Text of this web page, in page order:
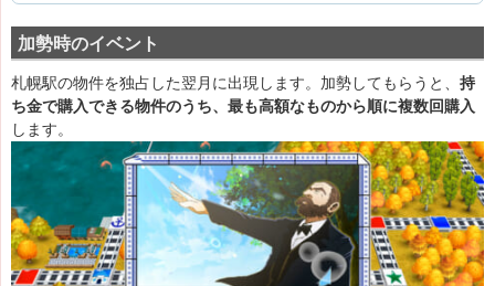
加勢時のイベント
札幌駅の物件を独占した翌月に出現します。加勢してもらうと、 持
ち金で購入できる物件のうち、最も高額なものから順に複数回購入
します。